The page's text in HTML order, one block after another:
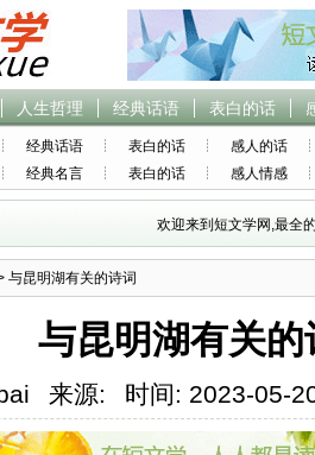
人生哲理 经典话语 表白的话
经典话语 表白的话
感人的话
经典名言 表白的话 感人情感
欢迎来到短文学网,最全
与昆明湖有关的诗词
与昆明湖有关的
来源: 时间: 2023-05-